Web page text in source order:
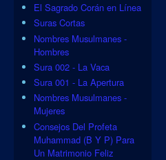
El Sagrado Corán en Línea
Suras Cortas
Nombres Musulmanes -
Hombres
Sura 002 - La Vaca
Sura 001 - La Apertura
Nombres Musulmanes -
Mujeres
Consejos Del Profeta
Muhammad (B Y P) Para
Un Matrimonio Feliz